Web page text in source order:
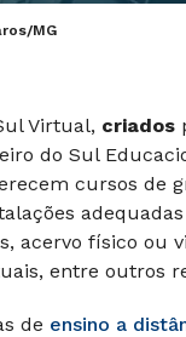
MG
Virtual, criados
do Sul
cursos de
acervo físico
entre outros
de ensino a